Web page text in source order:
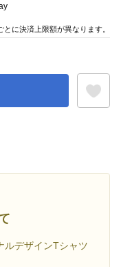
ルデザインTシャツ
とに決済上限額が異なります。